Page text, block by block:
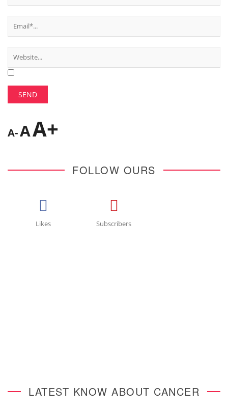
A-AA+
FOLLOW OURS
Likes Subscribers
LATEST KNOW ABOUT CANCER